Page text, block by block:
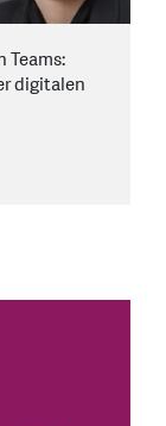
digitalen